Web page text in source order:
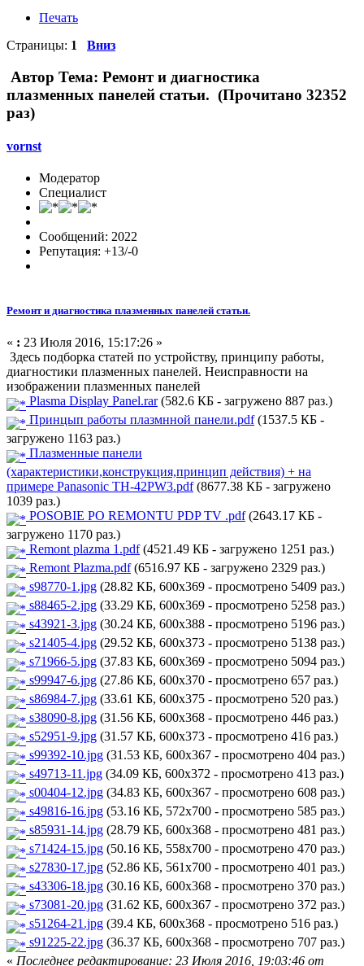
Печать
Страницы: 1 Вниз
Автор Тема: Ремонт и диагностика
плазменных панелей статьи. (Прочитано 32352
раз)
vornst
Модератор
Специалист
Сообщений: 2022
Репутация: +13/-0
Ремонт и диагностика плазменных панелей статьи.
« : 23 Июля 2016, 15:17:26 »
Здесь подборка статей по устройству, принципу работы,
диагностики плазменных панелей. Неисправности на
изображении плазменных панелей
Plasma Display Panel.rar(582.6 КБ - загружено 887 раз.)
Принцып работы плазмнной панели.pdf(1537.5 КБ -
загружено 1163 раз.)
Плазменные панели
(характеристики,конструкция,принцип действия) + на
примере Panasonic TH-42PW3.pdf(8677.38 КБ - загружено
1039 раз.)
POSOBIE PO REMONTU PDP TV .pdf(2643.17 КБ -
загружено 1170 раз.)
Remont plazma 1.pdf(4521.49 КБ - загружено 1251 раз.)
Remont Plazma.pdf(6516.97 КБ - загружено 2329 раз.)
s98770-1.jpg (28.82 КБ, 600x369 - просмотрено 5409 раз.)
s88465-2.jpg (33.29 КБ, 600x369 - просмотрено 5258 раз.)
s43921-3.jpg (30.24 КБ, 600x388 - просмотрено 5196 раз.)
s21405-4.jpg (29.52 КБ, 600x373 - просмотрено 5138 раз.)
s71966-5.jpg (37.83 КБ, 600x369 - просмотрено 5094 раз.)
s99947-6.jpg (27.86 КБ, 600x370 - просмотрено 657 раз.)
s86984-7.jpg (33.61 КБ, 600x375 - просмотрено 520 раз.)
s38090-8.jpg (31.56 КБ, 600x368 - просмотрено 446 раз.)
s52951-9.jpg (31.57 КБ, 600x373 - просмотрено 416 раз.)
s99392-10.jpg (31.53 КБ, 600x367 - просмотрено 404 раз.)
s49713-11.jpg (34.09 КБ, 600x372 - просмотрено 413 раз.)
s00404-12.jpg (34.83 КБ, 600x367 - просмотрено 608 раз.)
s49816-16.jpg (53.16 КБ, 572x700 - просмотрено 585 раз.)
s85931-14.jpg (28.79 КБ, 600x368 - просмотрено 481 раз.)
s71424-15.jpg (50.16 КБ, 558x700 - просмотрено 470 раз.)
s27830-17.jpg (52.86 КБ, 561x700 - просмотрено 401 раз.)
s43306-18.jpg (30.16 КБ, 600x368 - просмотрено 370 раз.)
s73081-20.jpg (31.62 КБ, 600x367 - просмотрено 372 раз.)
s51264-21.jpg (39.4 КБ, 600x368 - просмотрено 516 раз.)
s91225-22.jpg (36.37 КБ, 600x368 - просмотрено 707 раз.)
« Последнее редактирование: 23 Июля 2016, 19:03:46 от